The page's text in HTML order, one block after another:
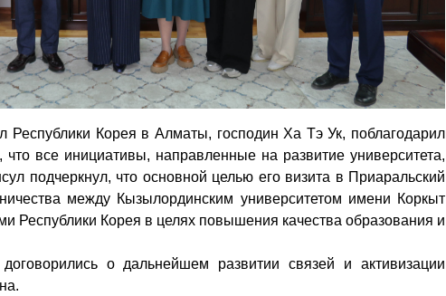
Республики Корея в Алматы, господин Ха Тэ Ук, поблагодарил
все инициативы, направленные на развитие университета,
подчеркнул, что основной целью его визита в Приаральский
между Кызылординским университетом имени Коркыт
Республики Корея в целях повышения качества образования и
о дальнейшем развитии связей и активизации